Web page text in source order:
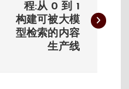
程:从 0 到 1
构建可被大模
型检索的内容
生产线